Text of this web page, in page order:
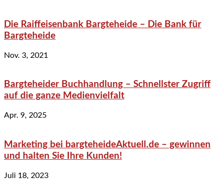
Die Raiffeisenbank Bargteheide – Die Bank für
Bargteheide
Nov. 3, 2021
Bargteheider Buchhandlung – Schnellster Zugriff
auf die ganze Medienvielfalt
Apr. 9, 2025
Marketing bei bargteheideAktuell.de – gewinnen
und halten Sie Ihre Kunden!
Juli 18, 2023